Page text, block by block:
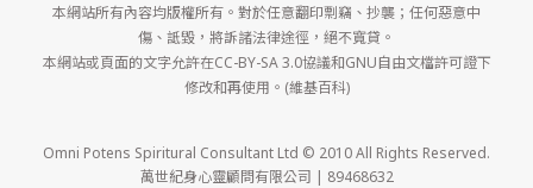
本網站所有內容均版權所有。對於任意翻印剽竊、抄襲；任何惡意中
傷、詆毀，將訴諸法律途徑，絕不寬貸。
本網站或頁面的文字允許在CC-BY-SA 3.0協議和GNU自由文檔許可證下
修改和再使用。(維基百科)
Omni Potens Spiritural Consultant Ltd © 2010 All Rights Reserved.
萬世紀身心靈顧問有限公司 | 89468632